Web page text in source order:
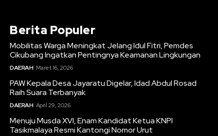
Berita Populer
Mobilitas Warga Meningkat Jelang Idul Fitri, Pemdes
Cikubang Ingatkan Pentingnya Keamanan Lingkungan
DAERAH Maret 16, 2026
PAW Kepala Desa Jayaratu Digelar, Idad Abdul Rosad
Raih Suara Terbanyak
DAERAH April 29, 2026
Menuju Musda XVI, Enam Kandidat Ketua KNPI
Tasikmalaya Resmi Kantongi Nomor Urut